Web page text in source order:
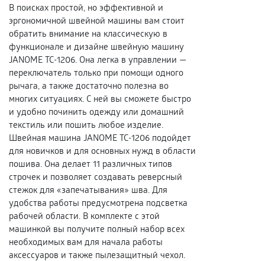
В поисках простой, но эффективной и
эргономичной швейной машины вам стоит
обратить внимание на классическую в
функционале и дизайне швейную машину
JANOME TC-1206. Она легка в управлении —
переключатель только при помощи одного
рычага, а также достаточно полезна во
многих ситуациях. С ней вы сможете быстро
и удобно починить одежду или домашний
текстиль или пошить любое изделие.
Швейная машина JANOME TC-1206 подойдет
для новичков и для основных нужд в области
пошива. Она делает 11 различных типов
строчек и позволяет создавать реверсный
стежок для «запечатывания» шва. Для
удобства работы предусмотрена подсветка
рабочей области. В комплекте с этой
машинкой вы получите полный набор всех
необходимых вам для начала работы
аксессуаров и также пылезащитный чехол.